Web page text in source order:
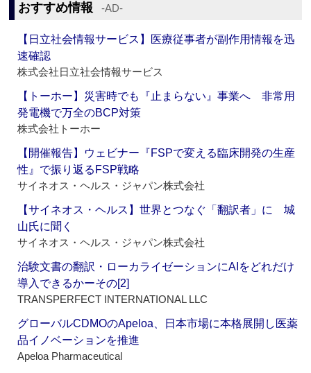
おすすめ情報 ‐AD‐
【日立社会情報サービス】医療従事者が副作用情報を迅
速確認
株式会社日立社会情報サービス
【トーホー】災害時でも『止まらない』事業へ 非常用
発電機で万全のBCP対策
株式会社トーホー
【開催報告】ウェビナー『FSPで変える臨床開発の生産
性』で振り返るFSP戦略
サイネオス・ヘルス・ジャパン株式会社
【サイネオス・ヘルス】世界とつなぐ「翻訳者」に 城
山氏に聞く
サイネオス・ヘルス・ジャパン株式会社
治験文書の翻訳・ローカライゼーションにAIをどれだけ
導入できるかーその[2]
TRANSPERFECT INTERNATIONAL LLC
グローバルCDMOのApeloa、日本市場に本格展開し医薬
品イノベーションを推進
Apeloa Pharmaceutical